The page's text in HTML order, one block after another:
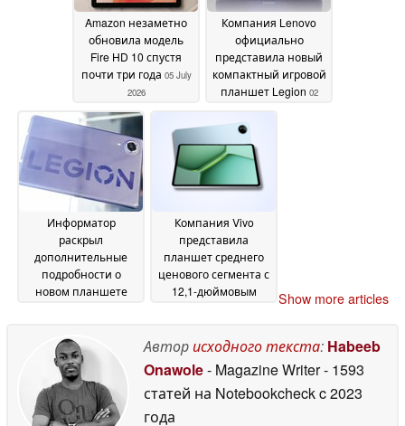
Amazon незаметно
обновила модель
Fire HD 10 спустя
почти три года 05 July
2026
Компания Lenovo
официально
представила новый
компактный игровой
планшет Legion 02
Информатор
раскрыл
дополнительные
подробности о
новом планшете
Компания Vivo
представила
планшет среднего
ценового сегмента с
12,1-дюймовым
Snapdragon 8 02 July
Show more articles
Авторисходного текста: Habeeb
Onawole- Magazine Writer- 1593
статей на Notebookcheckc 2023
года